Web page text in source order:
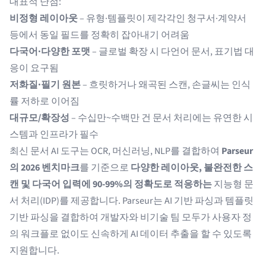
비정형 레이아웃– 유형·템플릿이 제각각인 청구서·계약서
등에서 동일 필드를 정확히 잡아내기 어려움
다국어·다양한 포맷– 글로벌 확장 시 다언어 문서, 표기법 대
응이 요구됨
저화질·필기 원본– 흐릿하거나 왜곡된 스캔, 손글씨는 인식
률 저하로 이어짐
대규모/확장성– 수십만~수백만 건 문서 처리에는 유연한 시
스템과 인프라가 필수
최신 문서 AI 도구는 OCR, 머신러닝, NLP를 결합하여 Parseur
의 2026 벤치마크를 기준으로 다양한 레이아웃, 불완전한 스
캔 및 다국어 입력에 90-99%의 정확도로 적응하는지능형 문
서 처리(IDP)를 제공합니다. Parseur는 AI 기반 파싱과 템플릿
기반 파싱을 결합하여 개발자와 비기술 팀 모두가 사용자 정
의 워크플로 없이도 신속하게 AI 데이터 추출을 할 수 있도록
지원합니다.